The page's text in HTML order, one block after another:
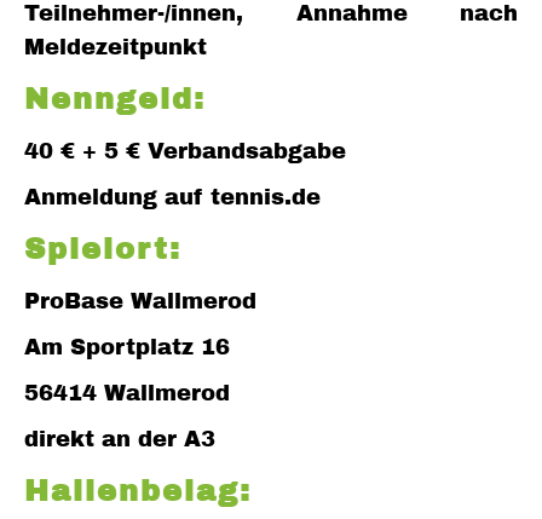
Teilnehmer-/innen, Annahme nach
Meldezeitpunkt
Nenngeld:
40 € + 5 € Verbandsabgabe
Anmeldung auf tennis.de
Spielort:
ProBase Wallmerod
Am Sportplatz 16
56414 Wallmerod
direkt an der A3
Hallenbelag: